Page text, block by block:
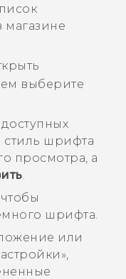
магазине
выберите
шрифта
просмотра, а
, чтобы
шрифта.
или
»,